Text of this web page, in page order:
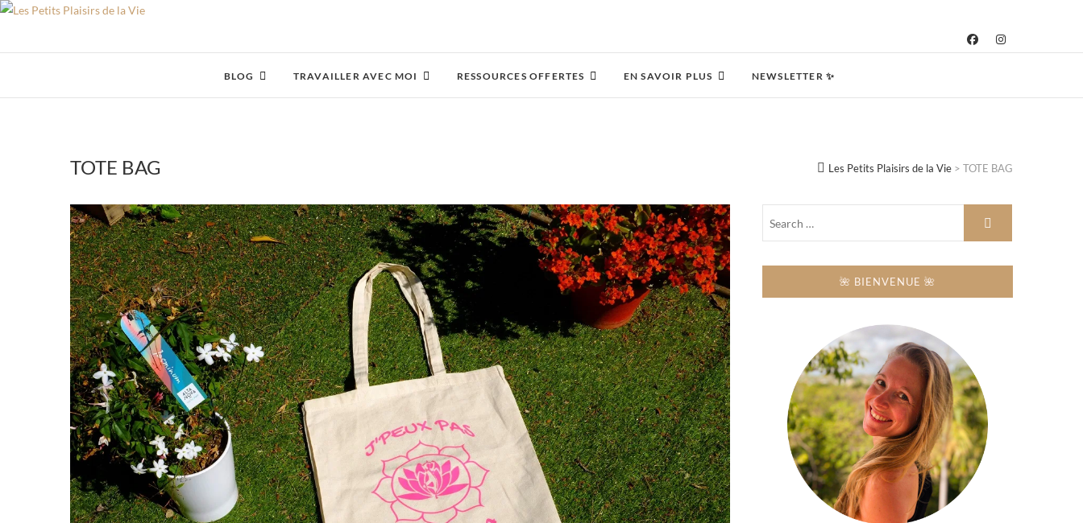
Skip
content
BLOG TRAVAILLER AVEC MOI RESSOURCES OFFERTES EN SAVOIR PLUS NEWSLETTER ✨
TOTE BAG Les Petits Plaisirs de la Vie > TOTE BAG
🌺 BIENVENUE 🌺